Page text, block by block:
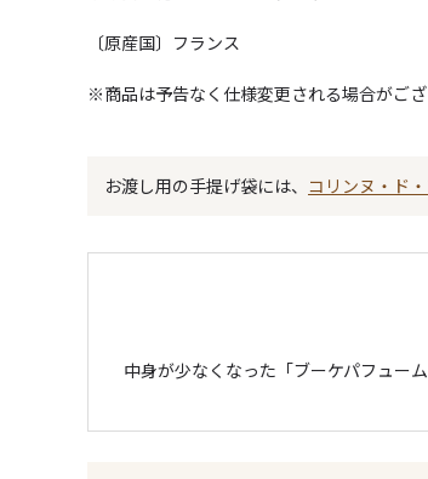
〔原産国〕フランス
※商品は予告なく仕様変更される場合がござ
お渡し用の手提げ袋には、 コリンヌ・ド
中身が少なくなった「ブーケパフュー